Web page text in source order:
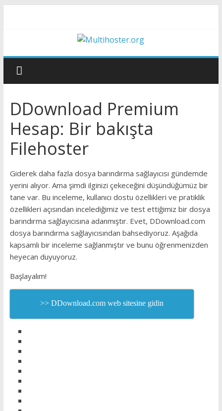
DDownload Premium
Hesap: Bir bakışta
Filehoster
Giderek daha fazla dosya barındırma sağlayıcısı gündemde
yerini alıyor. Ama şimdi ilginizi çekeceğini düşündüğümüz bir
tane var. Bu inceleme, kullanıcı dostu özellikleri ve pratiklik
özellikleri açısından incelediğimiz ve test ettiğimiz bir dosya
barındırma sağlayıcısına adanmıştır. Evet, DDownload.com
dosya barındırma sağlayıcısından bahsediyoruz. Aşağıda
kapsamlı bir inceleme sağlanmıştır ve bunu öğrenmenizden
heyecan duyuyoruz.
Başlayalım!
>> DDownload.com web sitesine gidin